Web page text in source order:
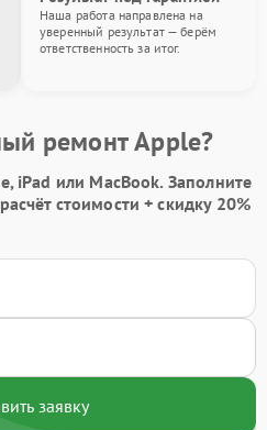
Наша работа направлена на
уверенный результат — берём
ответственность за итог.
ремонт Apple?
iPad или MacBook. Заполните
стоимости +скидку 20%
заявку